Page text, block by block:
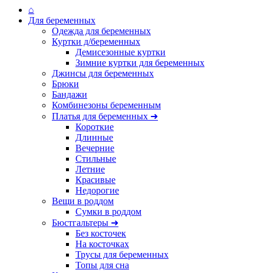
⌂
Для беременных
Одежда для беременных
Куртки д/беременных
Демисезонные куртки
Зимние куртки для беременных
Джинсы для беременных
Брюки
Бандажи
Комбинезоны беременным
Платья для беременных ➜
Короткие
Длинные
Вечерние
Стильные
Летние
Красивые
Недорогие
Вещи в роддом
Сумки в роддом
Бюстгальтеры ➜
Без косточек
На косточках
Трусы для беременных
Топы для сна